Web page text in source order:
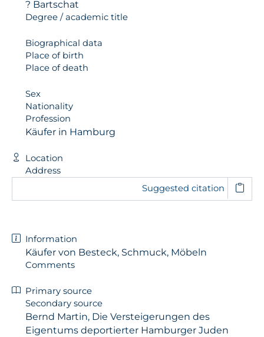
? Bartschat
Degree / academic title
Biographical data
Place of birth
Place of death
Sex
Nationality
Profession
Käufer in Hamburg
Location
Address
Suggested citation
Information
Käufer von Besteck, Schmuck, Möbeln
Comments
Primary source
Secondary source
Bernd Martin, Die Versteigerungen des
Eigentums deportierter Hamburger Juden